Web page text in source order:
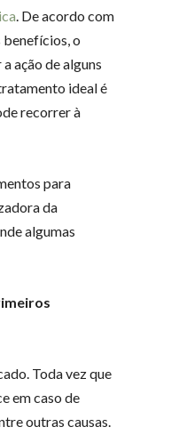
. De acordo com
o
ação de alguns
ideal é
recorrer à
para
da
algumas
Toda vez que
em caso de
outras causas.